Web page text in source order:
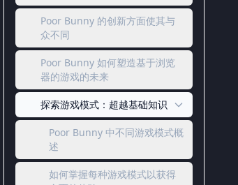
Poor Bunny 的创新方面使其与
众不同
Poor Bunny 如何塑造基于浏览
器的游戏的未来
探索游戏模式：超越基础知识
Poor Bunny 中不同游戏模式概
述
如何掌握每种游戏模式以获得